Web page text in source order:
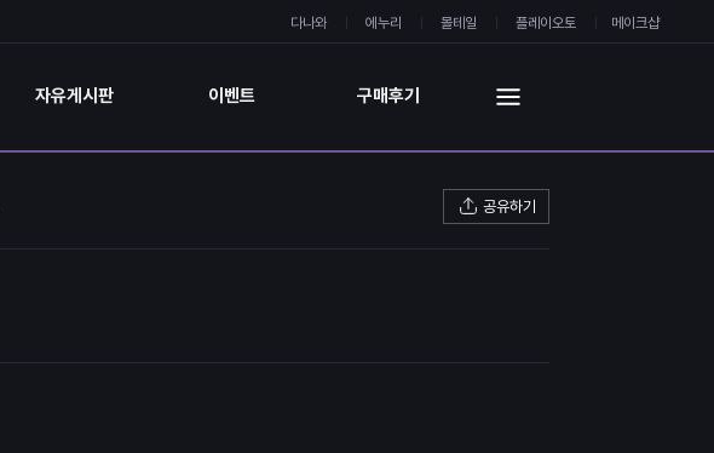
다나와 에누리 몰테일 플레이오토 메이크샵
자유게시판 이벤트 구매후기
공유하기